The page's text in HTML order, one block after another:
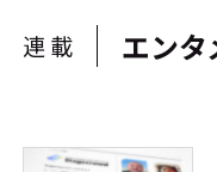
連載 エンタ